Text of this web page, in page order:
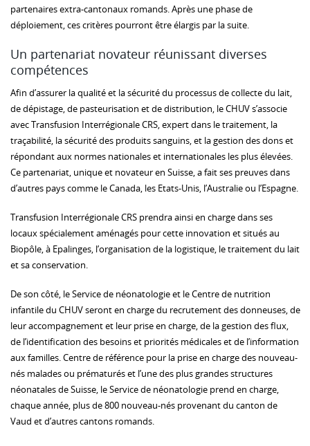
partenaires extra-cantonaux romands. Après une phase de
déploiement, ces critères pourront être élargis par la suite.
Un partenariat novateur réunissant diverses
compétences
Afin d’assurer la qualité et la sécurité du processus de collecte du lait,
de dépistage, de pasteurisation et de distribution, le CHUV s’associe
avec Transfusion Interrégionale CRS, expert dans le traitement, la
traçabilité, la sécurité des produits sanguins, et la gestion des dons et
répondant aux normes nationales et internationales les plus élevées.
Ce partenariat, unique et novateur en Suisse, a fait ses preuves dans
d’autres pays comme le Canada, les Etats-Unis, l’Australie ou l’Espagne.
Transfusion Interrégionale CRS prendra ainsi en charge dans ses
locaux spécialement aménagés pour cette innovation et situés au
Biopôle, à Epalinges, l’organisation de la logistique, le traitement du lait
et sa conservation.
De son côté, le Service de néonatologie et le Centre de nutrition
infantile du CHUV seront en charge du recrutement des donneuses, de
leur accompagnement et leur prise en charge, de la gestion des flux,
de l’identification des besoins et priorités médicales et de l’information
aux familles. Centre de référence pour la prise en charge des nouveau-
nés malades ou prématurés et l’une des plus grandes structures
néonatales de Suisse, le Service de néonatologie prend en charge,
chaque année, plus de 800 nouveau-nés provenant du canton de
Vaud et d’autres cantons romands.